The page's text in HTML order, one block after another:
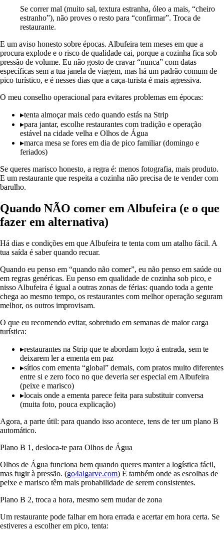
Se correr mal (muito sal, textura estranha, óleo a mais, “cheiro
estranho”), não proves o resto para “confirmar”. Troca de
restaurante.
E um aviso honesto sobre épocas. Albufeira tem meses em que a
procura explode e o risco de qualidade cai, porque a cozinha fica sob
pressão de volume. Eu não gosto de cravar “nunca” com datas
específicas sem a tua janela de viagem, mas há um padrão comum de
pico turístico, e é nesses dias que a caça-turista é mais agressiva.
O meu conselho operacional para evitares problemas em épocas:
▸tenta almoçar mais cedo quando estás na Strip
▸para jantar, escolhe restaurantes com tradição e operação
estável na cidade velha e Olhos de Água
▸marca mesa se fores em dia de pico familiar (domingo e
feriados)
Se queres marisco honesto, a regra é: menos fotografia, mais produto.
E um restaurante que respeita a cozinha não precisa de te vender com
barulho.
Quando NÃO comer em Albufeira (e o que
fazer em alternativa)
Há dias e condições em que Albufeira te tenta com um atalho fácil. A
tua saída é saber quando recuar.
Quando eu penso em “quando não comer”, eu não penso em saúde ou
em regras genéricas. Eu penso em qualidade de cozinha sob pico, e
nisso Albufeira é igual a outras zonas de férias: quando toda a gente
chega ao mesmo tempo, os restaurantes com melhor operação seguram
melhor, os outros improvisam.
O que eu recomendo evitar, sobretudo em semanas de maior carga
turística:
▸restaurantes na Strip que te abordam logo à entrada, sem te
deixarem ler a ementa em paz
▸sítios com ementa “global” demais, com pratos muito diferentes
entre si e zero foco no que deveria ser especial em Albufeira
(peixe e marisco)
▸locais onde a ementa parece feita para substituir conversa
(muita foto, pouca explicação)
Agora, a parte útil: para quando isso acontece, tens de ter um plano B
automático.
Plano B 1, desloca-te para Olhos de Água
Olhos de Água funciona bem quando queres manter a logística fácil,
mas fugir à pressão. (go4algarve.com) É também onde as escolhas de
peixe e marisco têm mais probabilidade de serem consistentes.
Plano B 2, troca a hora, mesmo sem mudar de zona
Um restaurante pode falhar em hora errada e acertar em hora certa. Se
estiveres a escolher em pico, tenta: